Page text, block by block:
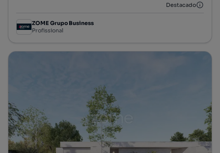
Destacado
ZOME Grupo Business
Profissional